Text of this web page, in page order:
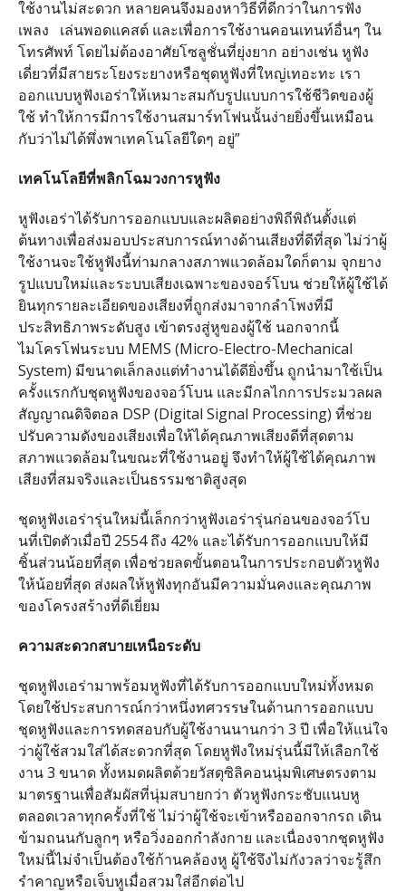
ใช้งานไม่สะดวก หลายคนจึงมองหาวิธีที่ดีกว่าในการฟัง
เพลง เล่นพอดแคสต์ และเพื่อการใช้งานคอนเทนท์อื่นๆ ใน
โทรศัพท์ โดยไม่ต้องอาศัยโซลูชั่นที่ยุ่งยาก อย่างเช่น หูฟัง
เดี่ยวที่มีสายระโยงระยางหรือชุดหูฟังที่ใหญ่เทอะทะ เรา
ออกแบบหูฟังเอร่าให้เหมาะสมกับรูปแบบการใช้ชีวิตของผู้
ใช้ ทำให้การมีการใช้งานสมาร์ทโฟนนั้นง่ายยิ่งขึ้นเหมือน
กับว่าไม่ได้พึ่งพาเทคโนโลยีใดๆ อยู่”
เทคโนโลยีที่พลิกโฉมวงการหูฟัง
หูฟังเอร่าได้รับการออกแบบและผลิตอย่างพิถีพิถันตั้งแต่
ต้นทางเพื่อส่งมอบประสบการณ์ทางด้านเสียงที่ดีที่สุด ไม่ว่าผู้
ใช้งานจะใช้หูฟังนี้ท่ามกลางสภาพแวดล้อมใดก็ตาม จุกยาง
รูปแบบใหม่และระบบเสียงเฉพาะของจอร์โบน ช่วยให้ผู้ใช้ได้
ยินทุกรายละเอียดของเสียงที่ถูกส่งมาจากลำโพงที่มี
ประสิทธิภาพระดับสูง เข้าตรงสู่หูของผู้ใช้ นอกจากนี้
ไมโครโฟนระบบ MEMS (Micro-Electro-Mechanical
System) มีขนาดเล็กลงแต่ทำงานได้ดียิ่งขึ้น ถูกนำมาใช้เป็น
ครั้งแรกกับชุดหูฟังของจอว์โบน และมีกลไกการประมวลผล
สัญญาณดิจิตอล DSP (Digital Signal Processing) ที่ช่วย
ปรับความดังของเสียงเพื่อให้ได้คุณภาพเสียงดีที่สุดตาม
สภาพแวดล้อมในขณะที่ใช้งานอยู่ จึงทำให้ผู้ใช้ได้คุณภาพ
เสียงที่สมจริงและเป็นธรรมชาติสูงสุด
ชุดหูฟังเอร่ารุ่นใหม่นี้เล็กกว่าหูฟังเอร่ารุ่นก่อนของจอว์โบ
นที่เปิดตัวเมื่อปี 2554 ถึง 42% และได้รับการออกแบบให้มี
ชิ้นส่วนน้อยที่สุด เพื่อช่วยลดขั้นตอนในการประกอบตัวหูฟัง
ให้น้อยที่สุด ส่งผลให้หูฟังทุกอันมีความมั่นคงและคุณภาพ
ของโครงสร้างที่ดีเยี่ยม
ความสะดวกสบายเหนือระดับ
ชุดหูฟังเอร่ามาพร้อมหูฟังที่ได้รับการออกแบบใหม่ทั้งหมด
โดยใช้ประสบการณ์กว่าหนึ่งทศวรรษในด้านการออกแบบ
ชุดหูฟังและการทดสอบกับผู้ใช้งานนานกว่า 3 ปี เพื่อให้แน่ใจ
ว่าผู้ใช้สวมใส่ได้สะดวกที่สุด โดยหูฟังใหม่รุ่นนี้มีให้เลือกใช้
งาน 3 ขนาด ทั้งหมดผลิตด้วยวัสดุซิลิคอนนุ่มพิเศษตรงตาม
มาตรฐานเพื่อสัมผัสที่นุ่มสบายกว่า ตัวหูฟังกระชับแนบหู
ตลอดเวลาทุกครั้งที่ใช้ ไม่ว่าผู้ใช้จะเข้าหรือออกจากรถ เดิน
ข้ามถนนกับลูกๆ หรือวิ่งออกกำลังกาย และเนื่องจากชุดหูฟัง
ใหม่นี้ไม่จำเป็นต้องใช้ก้านคล้องหู ผู้ใช้จึงไม่กังวลว่าจะรู้สึก
รำคาญหรือเจ็บหูเมื่อสวมใส่อีกต่อไป